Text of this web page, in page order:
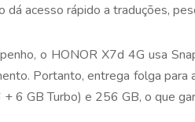
dá acesso rápido a traduções,
o HONOR X7d 4G usa
Portanto, entrega folga
6 GB Turbo) e 256 GB, o que